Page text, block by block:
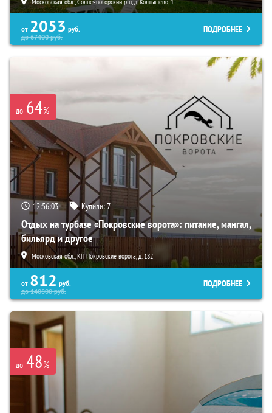
от 2053 руб.
до67400руб.
ПОДРОБНЕЕ
до 64%
12:56:02 Купили:7
Отдых на турбазе «Покровские ворота»: питание, мангал,
бильярд и другое
Московская обл., КП Покровские ворота, д. 182
от 812 руб.
до140800руб.
ПОДРОБНЕЕ
до 48%